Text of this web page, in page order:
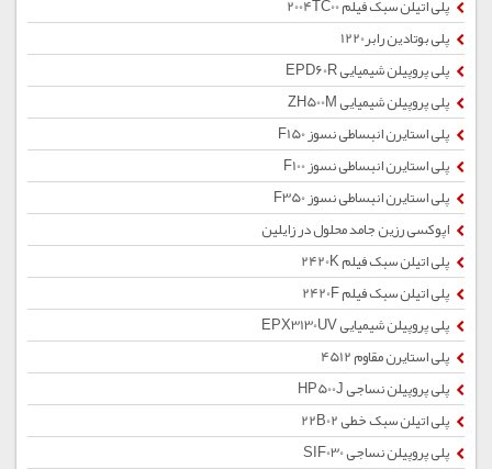
پلی اتیلن سبک فیلم 2004TC00
پلی بوتادین رابر1220
پلی پروپیلن شیمیایی EPD60R
پلی پروپیلن شیمیایی ZH500M
پلی استایرن انبساطی نسوز F150
پلی استایرن انبساطی نسوز F100
پلی استایرن انبساطی نسوز F350
اپوکسی رزین جامد محلول در زایلین
پلی اتیلن سبک فیلم 2420K
پلی اتیلن سبک فیلم 2420F
پلی پروپیلن شیمیایی EPX3130UV
پلی استایرن مقاوم 4512
پلی پروپیلن نساجی HP500J
پلی اتیلن سبک خطی 22B02
پلی پروپیلن نساجی SIF030